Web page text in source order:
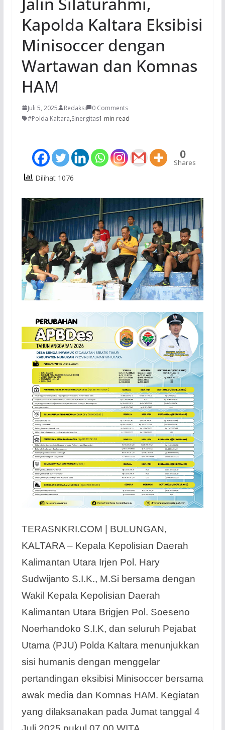
Kapolda Kaltara Eksibisi
Minisoccer dengan
Wartawan dan Komnas
HAM
Juli 5, 2025 Redaksi
0 Comments
#Polda Kaltara,Sinergitas1 min read
0
Shares
Dilihat 1076
TERASNKRI.COM | BULUNGAN,
KALTARA – Kepala Kepolisian Daerah
Kalimantan Utara Irjen Pol. Hary
Sudwijanto S.I.K., M.Si bersama dengan
Wakil Kepala Kepolisian Daerah
Kalimantan Utara Brigjen Pol. Soeseno
Noerhandoko S.I.K, dan seluruh Pejabat
Utama (PJU) Polda Kaltara menunjukkan
sisi humanis dengan menggelar
pertandingan eksibisi Minisoccer bersama
awak media dan Komnas HAM. Kegiatan
yang dilaksanakan pada Jumat tanggal 4